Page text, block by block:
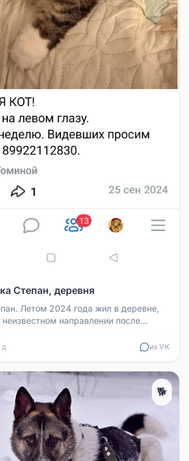
Степан, деревня
Летом 2024 года жил в деревне,
направлении после
д из VK
🐕